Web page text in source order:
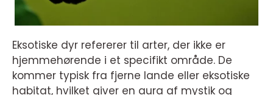
Eksotiske dyr refererer til arter, der ikke er
hjemmehørende i et specifikt område. De
kommer typisk fra fjerne lande eller eksotiske
habitat, hvilket giver en aura af mystik og